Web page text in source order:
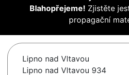
Blahopřejeme! Zjistěte
propagační
Lipno nad Vltavou
Lipno nad Vltavou 934